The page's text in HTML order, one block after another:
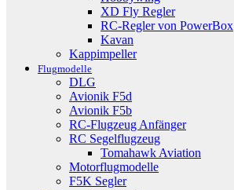
XD Fly Regler
RC-Regler von PowerBox
Kavan
Kappimpeller
Flugmodelle
DLG
Avionik F5d
Avionik F5b
RC-Flugzeug Anfänger
RC Segelflugzeug
Tomahawk Aviation
Motorflugmodelle
F5K Segler